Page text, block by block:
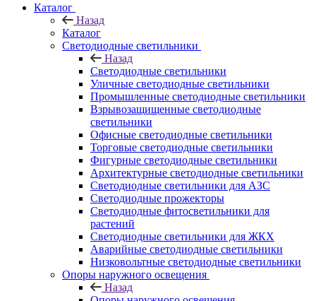
Каталог
Назад
Каталог
Светодиодные светильники
Назад
Светодиодные светильники
Уличные светодиодные светильники
Промышленные светодиодные светильники
Взрывозащищенные светодиодные
светильники
Офисные светодиодные светильники
Торговые светодиодные светильники
Фигурные светодиодные светильники
Архитектурные светодиодные светильники
Светодиодные светильники для АЗС
Светодиодные прожекторы
Светодиодные фитосветильники для
растений
Светодиодные светильники для ЖКХ
Аварийные светодиодные светильники
Низковольтные светодиодные светильники
Опоры наружного освещения
Назад